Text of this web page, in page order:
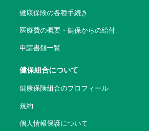
健康保険の各種手続き
医療費の概要・健保からの給付
申請書類一覧
健保組合について
健康保険組合のプロフィール
規約
個人情報保護について